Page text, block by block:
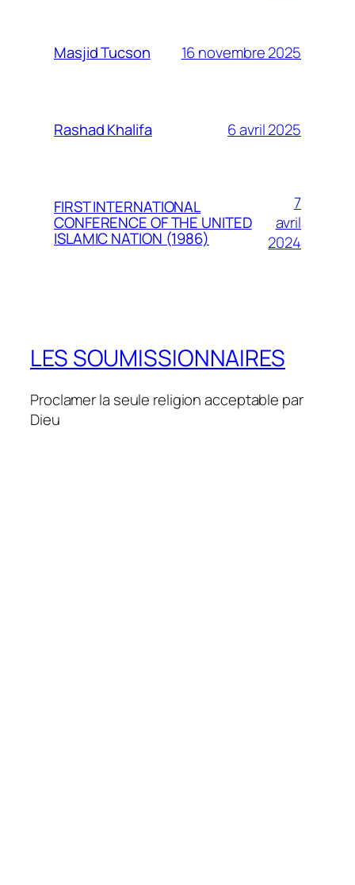
Masjid Tucson 16 novembre 2025
Rashad Khalifa 6 avril 2025
FIRST INTERNATIONAL
CONFERENCE OF THE UNITED
ISLAMIC NATION (1986)
7
avril
2024
LES SOUMISSIONNAIRES
Proclamer la seule religion acceptable par
Dieu